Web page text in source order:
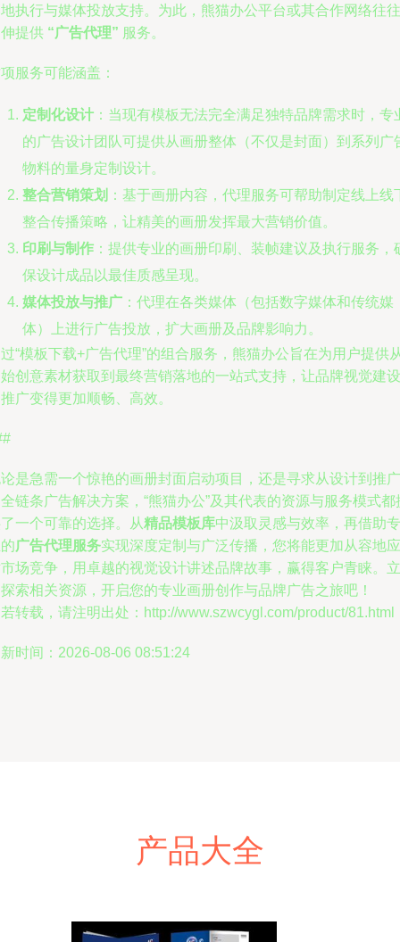
执行与媒体投放支持。为此，熊猫办公平台或其合作网络往往
提供 “广告代理” 服务。
服务可能涵盖：
定制化设计 ：当现有模板无法完全满足独特品牌需求时，专
的广告设计团队可提供从画册整体（不仅是封面）到系列广
物料的量身定制设计。
整合营销策划 ：基于画册内容，代理服务可帮助制定线上线
整合传播策略，让精美的画册发挥最大营销价值。
印刷与制作 ：提供专业的画册印刷、装帧建议及执行服务，
保设计成品以最佳质感呈现。
媒体投放与推广 ：代理在各类媒体（包括数字媒体和传统媒
体）上进行广告投放，扩大画册及品牌影响力。
“模板下载+广告代理”的组合服务，熊猫办公旨在为用户提供
创意素材获取到最终营销落地的一站式支持，让品牌视觉建设
广变得更加顺畅、高效。
是急需一个惊艳的画册封面启动项目，还是寻求从设计到推广
链条广告解决方案，“熊猫办公”及其代表的资源与服务模式都
一个可靠的选择。从精品模板库中汲取灵感与效率，再借助专
广告代理服务实现深度定制与广泛传播，您将能更加从容地应
场竞争，用卓越的视觉设计讲述品牌故事，赢得客户青睐。立
索相关资源，开启您的专业画册创作与品牌广告之旅吧！
转载，请注明出处：http://www.szwcygl.com/product/81.html
时间：2026-08-06 08:51:24
产品大全